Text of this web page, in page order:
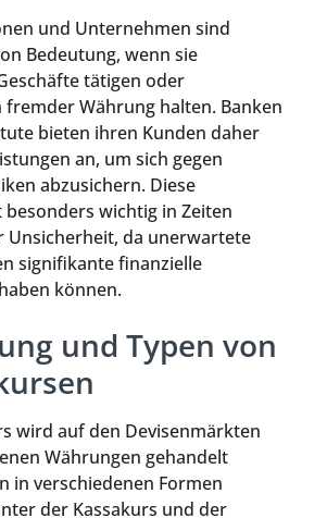
und Unternehmen sind
Bedeutung, wenn sie
tätigen oder
Währung halten. Banken
bieten ihren Kunden daher
an, um sich gegen
abzusichern. Diese
wichtig in Zeiten
da unerwartete
signifikante finanzielle
können.
und Typen von
wird auf den Devisenmärkten
Währungen gehandelt
in verschiedenen Formen
der Kassakurs und der